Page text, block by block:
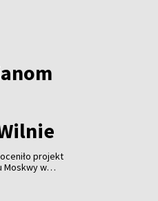
projekt
Moskwy w